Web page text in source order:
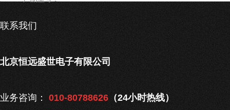
联系我们
北京恒远盛世电子有限公司
业务咨询： 010-80788626 （24小时热线）